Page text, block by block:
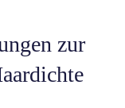
zur